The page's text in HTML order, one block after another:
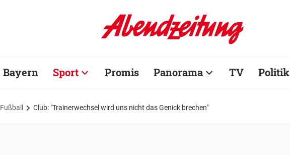
Bayern Sport Promis Panorama TV Politik
Fußball Club: "Trainerwechsel wird uns nicht das Genick brechen"